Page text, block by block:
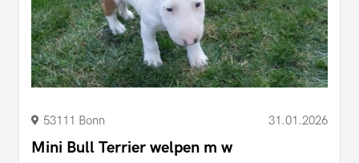
53111 Bonn 31.01.2026
Mini Bull Terrier welpen m w